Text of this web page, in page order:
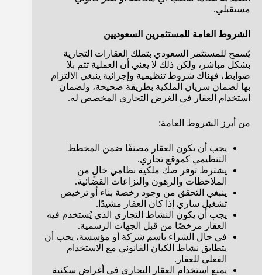
مستقبلي.
الشروط العامة للمستثمرين السعوديين
يُسمح للمستثمر السعودي بتملك العقارات التجارية
بشكل مباشر، ولكن ذلك لا يعني أن العملية تتم بلا
ضوابط، فهناك شروط تنظيمية وإجرائية ينبغي الالتزام
بها لضمان سريان الملكية بطريقة صحيحة، ولضمان
استخدام العقار في الغرض التجاري المخصص له.
من أبرز الشروط العامة:
يجب أن يكون العقار مصنفًا ضمن المخطط
التنظيمي كموقع تجاري.
يشترط توفر صك ملكية نظامي خالٍ من
الملاحظات والرهون والنزاعات القضائية.
ينبغي التحقق من وجود رخصة بناء أو ترخيص
تشغيل ساري إذا كان العقار مشيدًا.
يجب أن يكون النشاط التجاري الذي يُستخدم فيه
العقار مرخصًا من قبل الجهات الرسمية.
في حال الشراء باسم شركة أو مؤسسة، يجب أن
يتطابق نشاط الكيان القانوني مع الاستخدام
الفعلي للعقار.
يمنع استخدام العقار التجاري في أغراض سكنية